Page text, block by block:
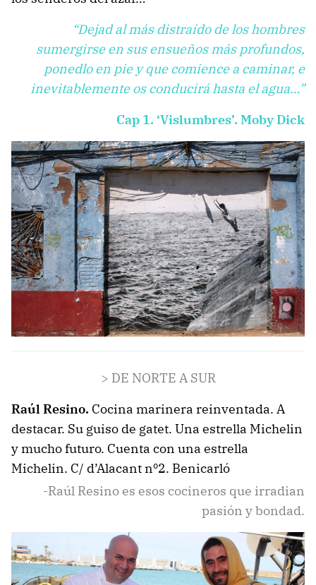
“Dejad al más distraído de los hombres
sumergirse en sus ensueños más profundos,
ponedlo en pie y que comience a caminar, e
inevitablemente os conducirá hasta el agua…”
Cap 1. ‘Vislumbres’. Moby Dick
> DE NORTE A SUR
Raúl Resino. Cocina marinera reinventada. A
destacar. Su guiso de gatet. Una estrella Michelin
y mucho futuro. Cuenta con una estrella
Michelin. C/ d’Alacant nº2. Benicarló
-Raúl Resino es esos cocineros que irradian
pasión y bondad.